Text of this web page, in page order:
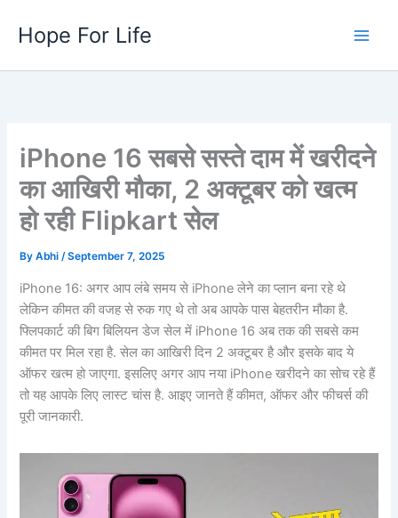
Hope For Life
iPhone 16 सबसे सस्ते दाम में खरीदने
का आखिरी मौका, 2 अक्टूबर को खत्म
हो रही Flipkart सेल
ByAbhi/September 7, 2025
iPhone 16: अगर आप लंबे समय से iPhone लेने का प्लान बना रहे थे
लेकिन कीमत की वजह से रुक गए थे तो अब आपके पास बेहतरीन मौका है.
फ्लिपकार्ट की बिग बिलियन डेज सेल में iPhone 16 अब तक की सबसे कम
कीमत पर मिल रहा है. सेल का आखिरी दिन 2 अक्टूबर है और इसके बाद ये
ऑफर खत्म हो जाएगा. इसलिए अगर आप नया iPhone खरीदने का सोच रहे हैं
तो यह आपके लिए लास्ट चांस है. आइए जानते हैं कीमत, ऑफर और फीचर्स की
पूरी जानकारी.